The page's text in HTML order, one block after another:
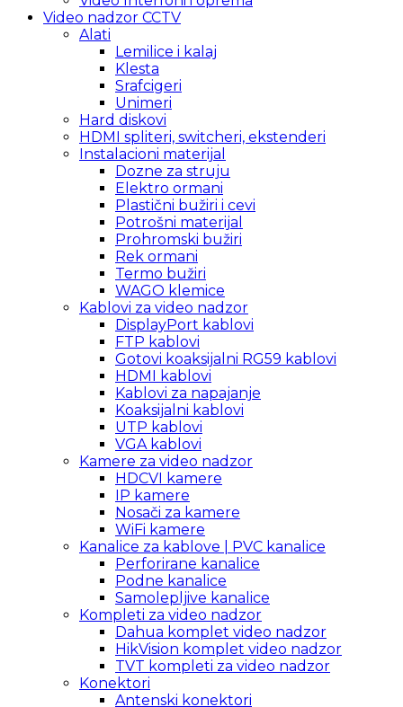
Video nadzor CCTV
Alati
Lemilice i kalaj
Klesta
Srafcigeri
Unimeri
Hard diskovi
HDMI spliteri, switcheri, ekstenderi
Instalacioni materijal
Dozne za struju
Elektro ormani
Plastični bužiri i cevi
Potrošni materijal
Prohromski bužiri
Rek ormani
Termo bužiri
WAGO klemice
Kablovi za video nadzor
DisplayPort kablovi
FTP kablovi
Gotovi koaksijalni RG59 kablovi
HDMI kablovi
Kablovi za napajanje
Koaksijalni kablovi
UTP kablovi
VGA kablovi
Kamere za video nadzor
HDCVI kamere
IP kamere
Nosači za kamere
WiFi kamere
Kanalice za kablove | PVC kanalice
Perforirane kanalice
Podne kanalice
Samolepljive kanalice
Kompleti za video nadzor
Dahua komplet video nadzor
HikVision komplet video nadzor
TVT kompleti za video nadzor
Konektori
Antenski konektori